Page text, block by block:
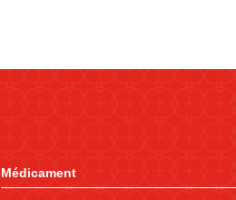
Médicament